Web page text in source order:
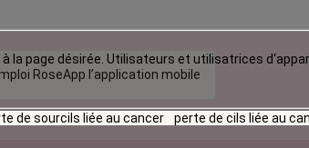
RoseApp l’application mobile
page désirée. Utilisateurs et utilisatrices
de sourcils liée au cancer perte de cils liée au